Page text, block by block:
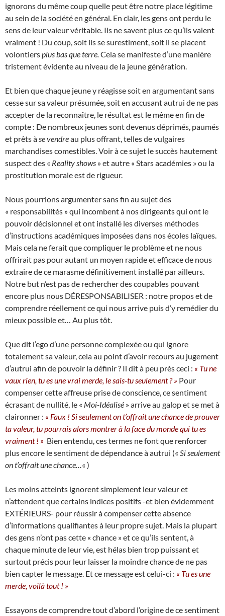
ignorons du même coup quelle peut être notre place légitime
au sein de la société en général. En clair, les gens ont perdu le
sens de leur valeur véritable. Ils ne savent plus ce qu’ils valent
vraiment ! Du coup, soit ils se surestiment, soit il se placent
volontiersplus bas que terre. Cela se manifeste d’une manière
tristement évidente au niveau de la jeune génération.
Et bien que chaque jeune y réagisse soit en argumentant sans
cesse sur sa valeur présumée, soit en accusant autrui de ne pas
accepter de la reconnaître, le résultat est le même en fin de
compte : De nombreux jeunes sont devenus déprimés, paumés
et prêts à se vendreau plus offrant, telles de vulgaires
marchandises comestibles. Voir à ce sujet le succès hautement
suspect des « Reality shows » et autre « Stars académies » ou la
prostitution morale est de rigueur.
Nous pourrions argumenter sans fin au sujet des
« responsabilités » qui incombent à nos dirigeants qui ont le
pouvoir décisionnel et ont installé les diverses méthodes
d’instructions académiques imposées dans nos écoles laïques.
Mais cela ne ferait que compliquer le problème et ne nous
offrirait pas pour autant un moyen rapide et efficace de nous
extraire de ce marasme définitivement installé par ailleurs.
Notre but n’est pas de rechercher des coupables pouvant
encore plus nous DÉRESPONSABILISER : notre propos et de
comprendre réellement ce qui nous arrive puis d’y remédier du
mieux possible et… Au plus tôt.
Que dit l’ego d’une personne complexée ou qui ignore
totalement sa valeur, cela au point d’avoir recours au jugement
d’autrui afin de pouvoir la définir ? Il dit à peu près ceci : « Tu ne
vaux rien, tu es une vrai merde, le sais-tu seulement ? » Pour
compenser cette affreuse prise de conscience, ce sentiment
écrasant de nullité, le « Moi-Idéalisé » arrive au galop et se met à
claironner : « Faux ! Si seulement on t’offrait une chance de prouver
ta valeur, tu pourrais alors montrer à la face du monde qui tu es
vraiment ! » Bien entendu, ces termes ne font que renforcer
plus encore le sentiment de dépendance à autrui (« Si seulement
on t’offrait une chance… « )
Les moins atteints ignorent simplement leur valeur et
n’attendent que certains indices positifs -et bien évidemment
EXTÉRIEURS- pour réussir à compenser cette absence
d’informations qualifiantes à leur propre sujet. Mais la plupart
des gens n’ont pas cette « chance » et ce qu’ils sentent, à
chaque minute de leur vie, est hélas bien trop puissant et
surtout précis pour leur laisser la moindre chance de ne pas
bien capter le message. Et ce message est celui-ci : « Tu es une
merde, voilà tout ! »
Essayons de comprendre tout d’abord l’origine de ce sentiment